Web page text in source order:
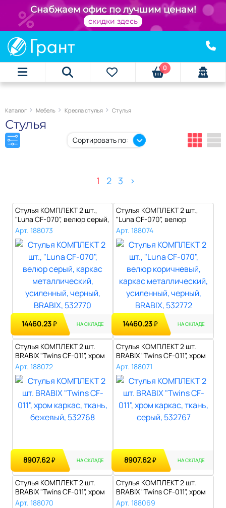
Снабжаем офис по лучшим ценам!
скидки здесь
0
Каталог Мебель Кресла стулья Стулья
Стулья
Сортировать по:
1 2 3 >
Стулья КОМПЛЕКТ 2 шт.,
"Luna CF-070", велюр серый,
карк..
Арт. 188073
14460.23₽ НА СКЛАДЕ
Стулья КОМПЛЕКТ 2 шт.,
"Luna CF-070", велюр
коричневый,..
Арт. 188074
14460.23₽ НА СКЛАДЕ
Стулья КОМПЛЕКТ 2 шт.
BRABIX "Twins CF-011", хром
карка..
Арт. 188072
8907.62₽ НА СКЛАДЕ
Стулья КОМПЛЕКТ 2 шт.
BRABIX "Twins CF-011", хром
карка..
Арт. 188071
8907.62₽ НА СКЛАДЕ
Стулья КОМПЛЕКТ 2 шт.
BRABIX "Twins CF-011", хром
карка..
Арт. 188070
Стулья КОМПЛЕКТ 2 шт.
BRABIX "Twins CF-011", хром
карка..
Арт. 188069